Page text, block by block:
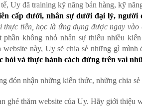
Uy đã training kỹ năng bán hàng, kỹ
cấp dưới, nhân sự dưới đại lý, người
tiễn, học là ứng dụng được ngay vào
không nhỏ nhân sự thiếu nhiều
này, Uy sẽ chia sẻ những gì
hỏi và thực hành cách đứng trên vai
đón nhận những kiến thức, những chia sẻ
ghé thăm website của Uy. Hãy giới thiệu